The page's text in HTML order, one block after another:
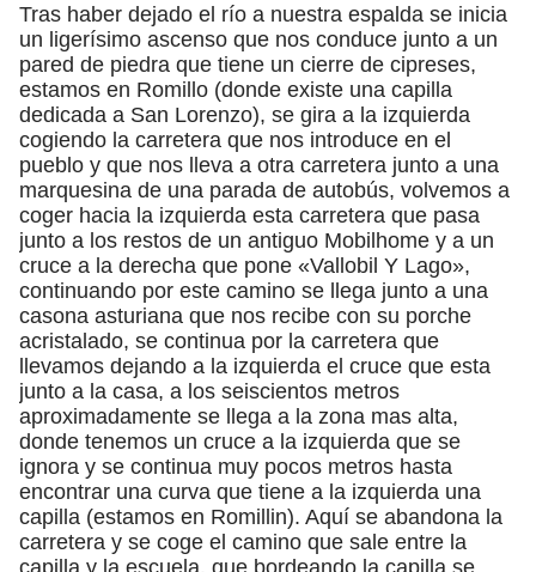
Tras haber dejado el río a nuestra espalda se inicia
un ligerísimo ascenso que nos conduce junto a un
pared de piedra que tiene un cierre de cipreses,
estamos en Romillo (donde existe una capilla
dedicada a San Lorenzo), se gira a la izquierda
cogiendo la carretera que nos introduce en el
pueblo y que nos lleva a otra carretera junto a una
marquesina de una parada de autobús, volvemos a
coger hacia la izquierda esta carretera que pasa
junto a los restos de un antiguo Mobilhome y a un
cruce a la derecha que pone «Vallobil Y Lago»,
continuando por este camino se llega junto a una
casona asturiana que nos recibe con su porche
acristalado, se continua por la carretera que
llevamos dejando a la izquierda el cruce que esta
junto a la casa, a los seiscientos metros
aproximadamente se llega a la zona mas alta,
donde tenemos un cruce a la izquierda que se
ignora y se continua muy pocos metros hasta
encontrar una curva que tiene a la izquierda una
capilla (estamos en Romillin). Aquí se abandona la
carretera y se coge el camino que sale entre la
capilla y la escuela, que bordeando la capilla se